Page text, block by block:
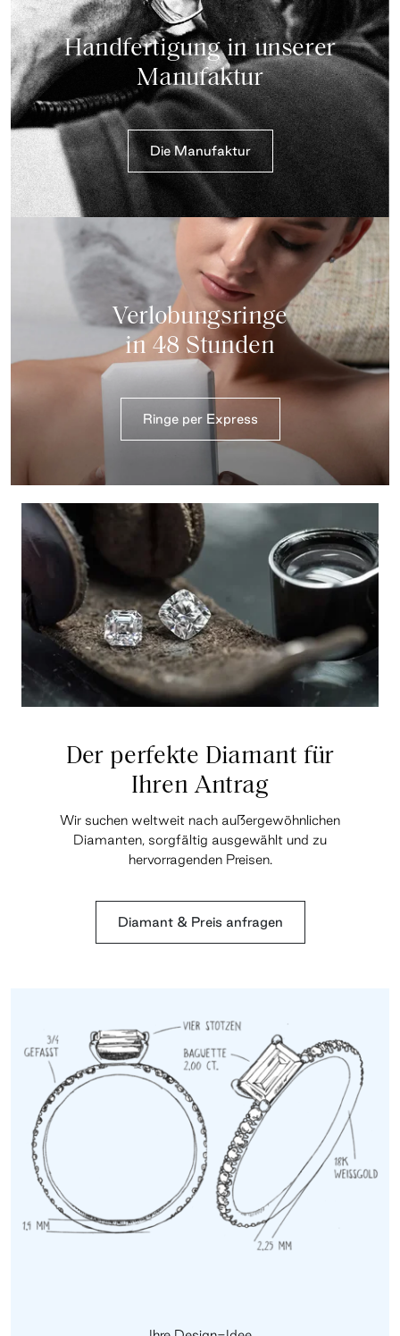
Handfertigung in unserer
Manufaktur
Die Manufaktur
Verlobungsringe
in 48 Stunden
Ringe per Express
Der perfekte Diamant für
Ihren Antrag
Wir suchen weltweit nach außergewöhnlichen
Diamanten, sorgfältig ausgewählt und zu
hervorragenden Preisen.
Diamant & Preis anfragen